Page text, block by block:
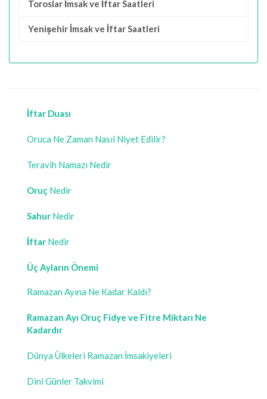
Toroslar İmsak ve İftar Saatleri
Yenişehir İmsak ve İftar Saatleri
İftar Duası
Oruca Ne Zaman Nasıl Niyet Edilir?
Teravih Namazı Nedir
Oruç Nedir
Sahur Nedir
İftar Nedir
Üç Ayların Önemi
Ramazan Ayına Ne Kadar Kaldı?
Ramazan Ayı Oruç Fidye ve Fitre Miktarı Ne
Kadardır
Dünya Ülkeleri Ramazan İmsakiyeleri
Dini Günler Takvimi